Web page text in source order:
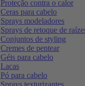
Proteção contra o calor
Ceras para cabelo
Sprays modeladores
Sprays de retoque de
Conjuntos de styling
Cremes de pentear
Géis para cabelo
Lacas
Pó para cabelo
Sprays texturizantes